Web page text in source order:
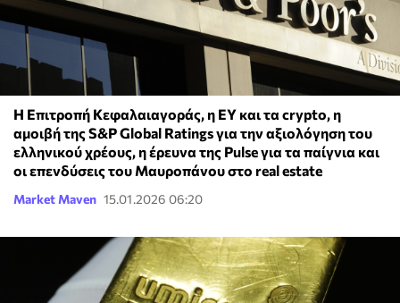
Η Επιτροπή Κεφαλαιαγοράς, η ΕΥ και τα crypto, η
αμοιβή της S&P Global Ratings για την αξιολόγηση του
ελληνικού χρέους, η έρευνα της Pulse για τα παίγνια και
οι επενδύσεις του Μαυροπάνου στο real estate
Market Maven 15.01.2026 06:20